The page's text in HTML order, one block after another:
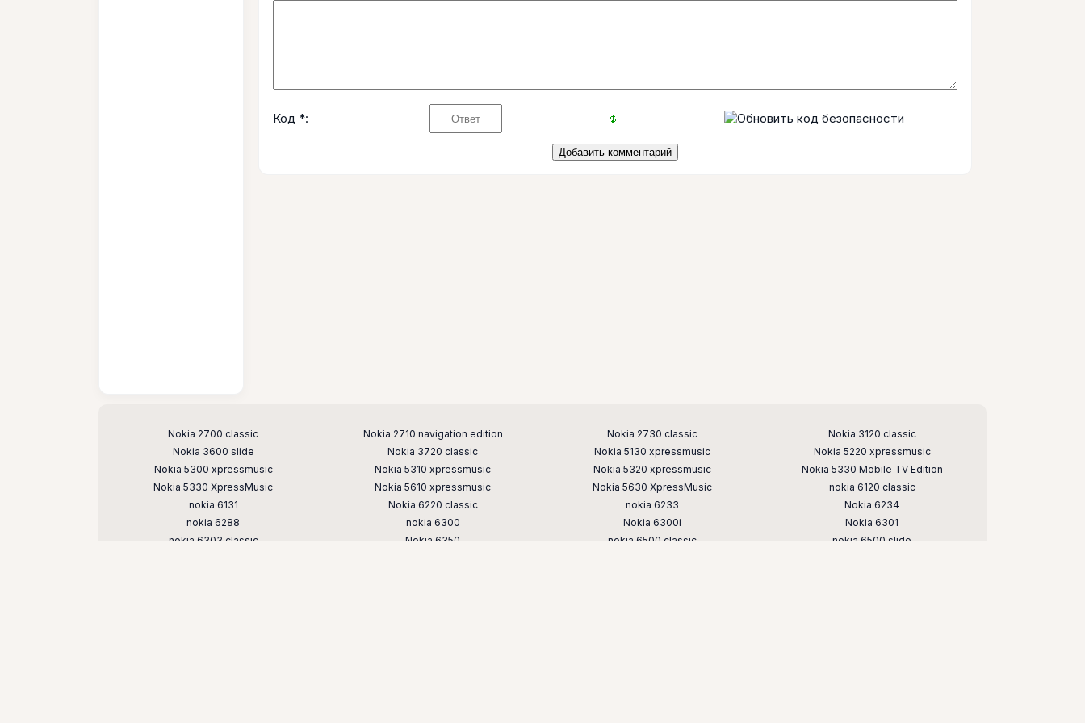
Код *:
Поддерживаемые модели
Nokia 2700 classic Nokia 2710 navigation edition Nokia 2730 classic
Nokia 3120 classic
Nokia 3600 slide
Nokia 3720 classic Nokia 5130 xpressmusic
Nokia 5220 xpressmusic
Nokia 5300 xpressmusic
Nokia 5310 xpressmusic Nokia 5320 xpressmusic
Nokia 5330 Mobile TV Edition
Nokia 5330 XpressMusic
Nokia 5610 xpressmusic Nokia 5630 XpressMusic
nokia 6120 classic
nokia 6131
Nokia 6220 classic nokia 6233
Nokia 6234
nokia 6288
nokia 6300 Nokia 6300i
Nokia 6301
nokia 6303 classic
Nokia 6350 nokia 6500 classic
nokia 6500 slide